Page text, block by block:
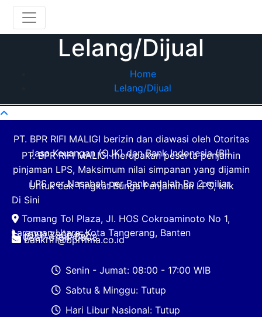
Lelang/Dijual
Home
Lelang/Dijual
PT. BPR RIFI MALIGI berizin dan diawasi oleh Otoritas
Jasa Keuangan (OJK) dan Bank Indonesia (BI).
PT. BPR RIFI MALIGI merupakan peserta penjamin
pinjaman LPS, Maksimum nilai simpanan yang dijamin
LPS per Nasabah per Bank adalah Rp 2 miliar.
Untuk cek Tingkat Bunga Penjaminan LPS, klik
Di Sini
Tomang Tol Plaza, Jl. HOS Cokroaminoto No 1,
Larangan Utara, Kota Tangerang, Banten
(021) 7300452
0851-6184-0808
bankrifi@bprrima.co.id
Senin - Jumat: 08:00 - 17:00 WIB
Sabtu & Minggu: Tutup
Hari Libur Nasional: Tutup